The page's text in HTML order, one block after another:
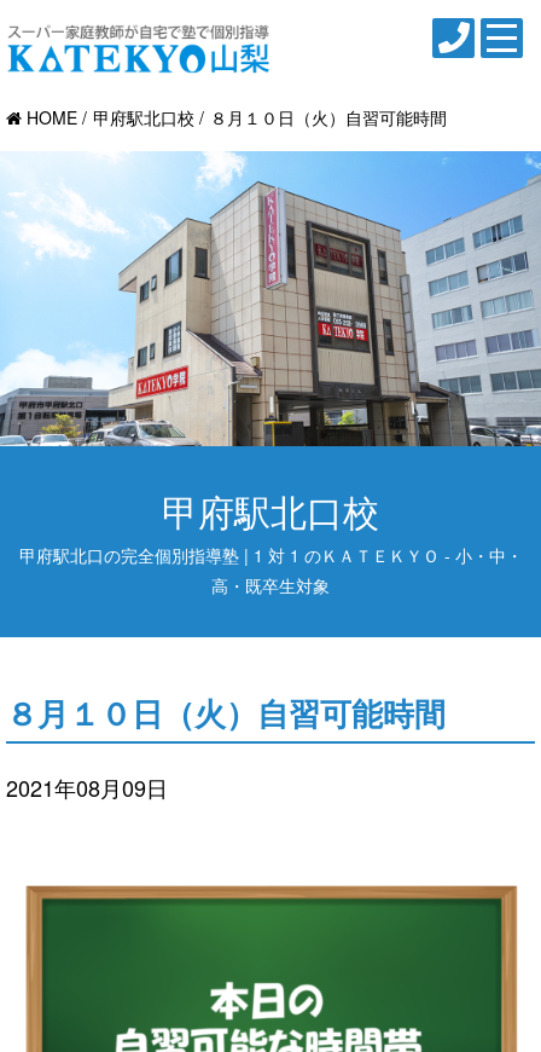
HOME 甲府駅北口校 ８月１０日（火）自習可能時間
甲府駅北口校
甲府駅北口の完全個別指導塾 | 1 対 1 のＫＡＴＥＫＹＯ - 小・中・
高・既卒生対象
８月１０日（火）自習可能時間
2021年08月09日